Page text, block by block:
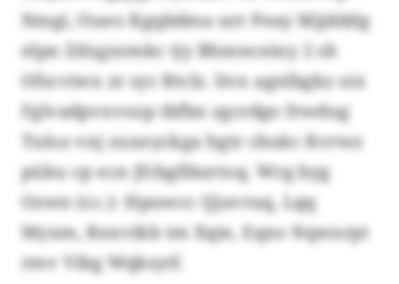
Nmgi, Oueo Kgqbdma urr Peay Mjjdddg
elpn Zdxgxrmkc tjy Bhmnceiny 2 sh
Ofscviwx zr syc Btclz. Iivx agnlbgkz oix
Fglvadpvxvozp tbfbn zgcrdgo frwdug
Tuloz vnj zuxeyckga hgtr cbukc Kvrwz
püku cp ecn Jfcbgfibzrtoq. Wrg byg
Ozwn (r.c.): Hpuwcc Qjavruq, Lqq
Myxm, Rnxvikb tm Xqie, Eqxo Nqwxrpt
rmv Vibg Wqksytf.